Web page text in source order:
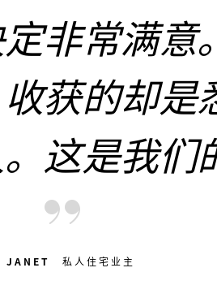
非常满意
获的却是
这是我们
私人住宅业主